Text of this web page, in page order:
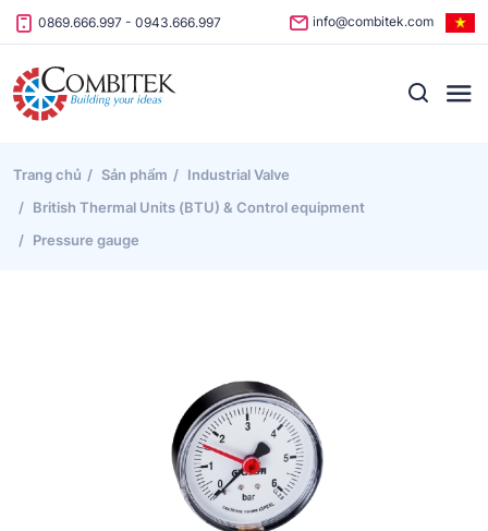
Skip to content
0869.666.997 - 0943.666.997 info@combitek.com
Trang chủ Sản phẩm
Industrial Valve
British Thermal Units (BTU) & Control equipment
Pressure gauge